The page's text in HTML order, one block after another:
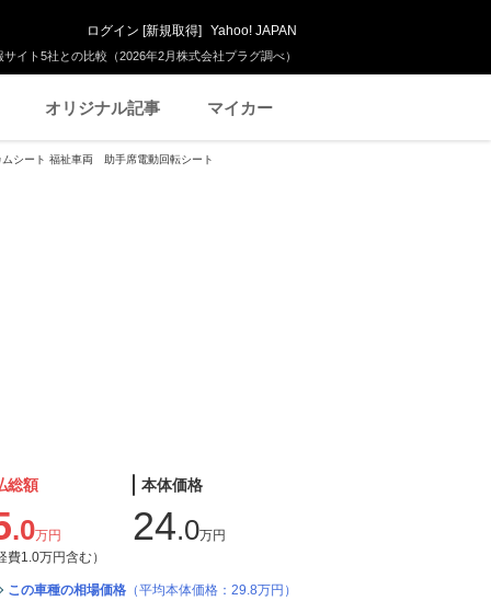
イト5社との比較（2026年2月株式会社プラグ調べ）
ログイン [新規取得] Yahoo! JAPAN
オリジナル記事 マイカー
シート 福祉車両 助手席電動回転シート
総額
.0万円
費1.0万円含む）
本体価格
24.0万円
この車種の相場価格 （平均本体価格：29.8万円）